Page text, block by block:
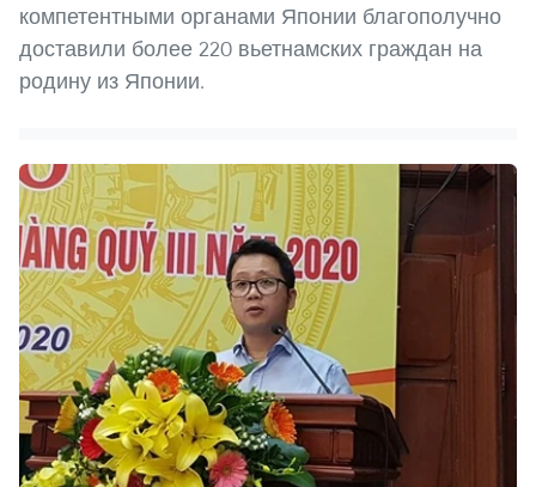
компетентными органами Японии благополучно
доставили более 220 вьетнамских граждан на
родину из Японии.